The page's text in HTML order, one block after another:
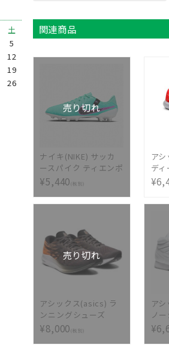
関連商品
売り切れ
ナイキ(NIKE) サッカ
ースパイク ティエンポ
レジェンド 10 アカデ
ミー HG DV4339-300
¥5,440(税別)
ア
デ
ュー
5
売り切れ
アシックス(asics) ラ
ンニングシューズ
EvoRide3 エボライド
3 1011b339-020
¥8,000(税別)
ア
ノ
レ
土
5
12
19
26